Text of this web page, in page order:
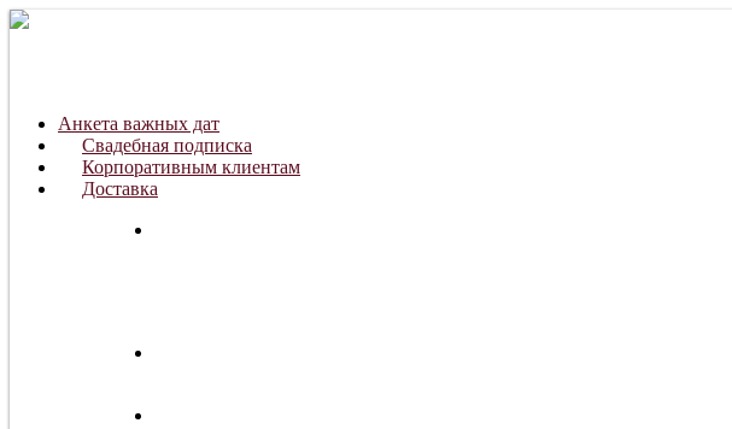
Анкета важных дат
Свадебная подписка
Корпоративным клиентам
Доставка